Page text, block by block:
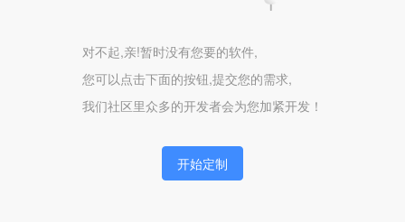
对不起,亲!暂时没有您要的软件,
您可以点击下面的按钮,提交您的需求,
我们社区里众多的开发者会为您加紧开发！
开始定制